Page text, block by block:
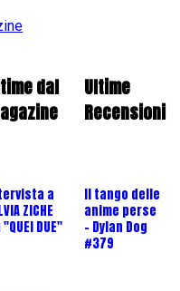
dal
a
ZICHE
DUE"
Ultime
Recensioni
Il tango delle
anime perse
- Dylan Dog
#379